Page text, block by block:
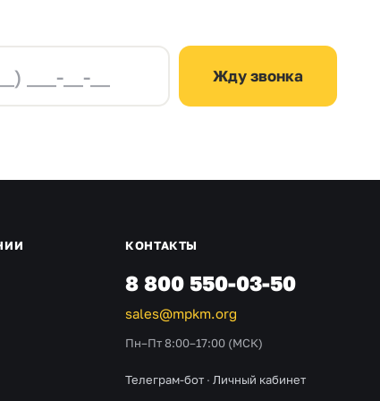
Жду звонка
КОНТАКТЫ
8 800 550-03-50
sales@mpkm.org
Пн–Пт 8:00–17:00 (МСК)
Телеграм-бот · Личный кабинет